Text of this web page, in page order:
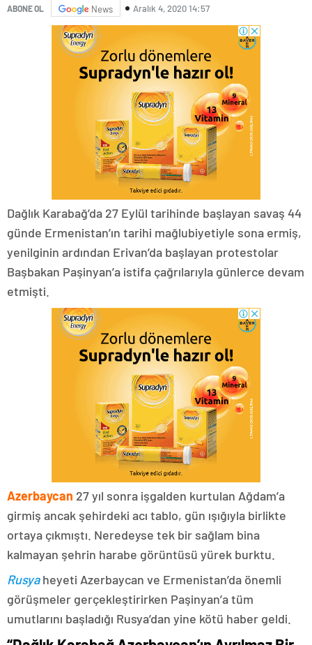
ABONE OL News Aralık 4, 2020 14:57
Dağlık Karabağ’da 27 Eylül tarihinde başlayan savaş 44
günde Ermenistan’ın tarihi mağlubiyetiyle sona ermiş,
yenilginin ardından Erivan’da başlayan protestolar
Başbakan Paşinyan’a istifa çağrılarıyla günlerce devam
etmişti.
Azerbaycan 27 yıl sonra işgalden kurtulan Ağdam’a
girmiş ancak şehirdeki acı tablo, gün ışığıyla birlikte
ortaya çıkmıştı. Neredeyse tek bir sağlam bina
kalmayan şehrin harabe görüntüsü yürek burktu.
Rusyaheyeti Azerbaycan ve Ermenistan’da önemli
görüşmeler gerçekleştirirken Paşinyan’a tüm
umutlarını başladığı Rusya’dan yine kötü haber geldi.